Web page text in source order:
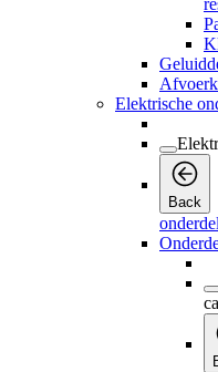
Elektrische
Back